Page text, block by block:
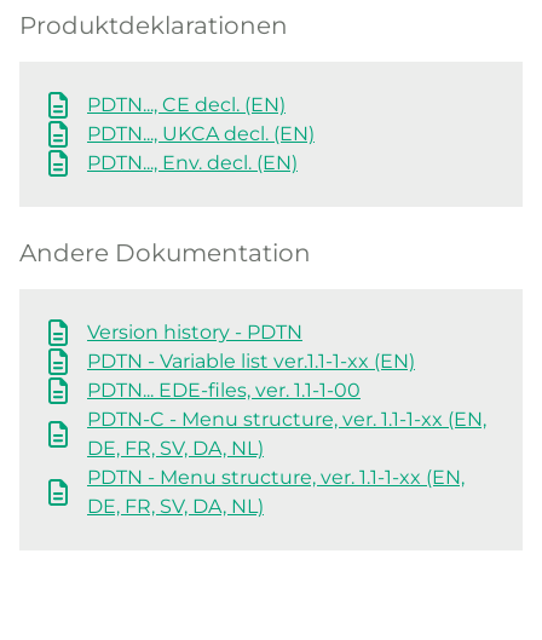
Produktdeklarationen
PDTN..., CE decl. (EN)
PDTN..., UKCA decl. (EN)
PDTN..., Env. decl. (EN)
Andere Dokumentation
Version history - PDTN
PDTN - Variable list ver.1.1-1-xx (EN)
PDTN... EDE-files, ver. 1.1-1-00
PDTN-C - Menu structure, ver. 1.1-1-xx (EN,
DE, FR, SV, DA, NL)
PDTN - Menu structure, ver. 1.1-1-xx (EN,
DE, FR, SV, DA, NL)